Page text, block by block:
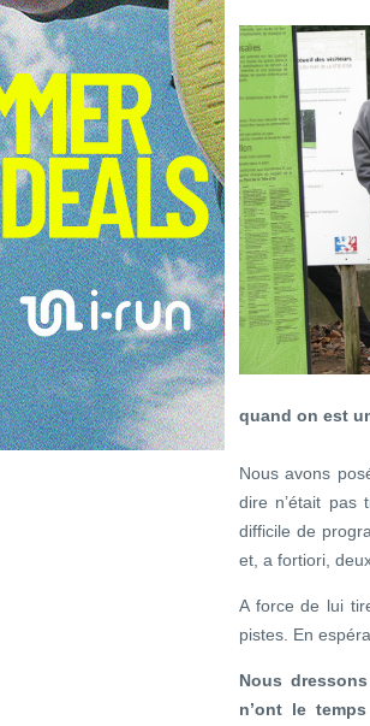
quand on est
Nous avons
dire n’était pas
difficile de
et, a fortiori,
A force de lui
pistes. En
Nous
n’ont le